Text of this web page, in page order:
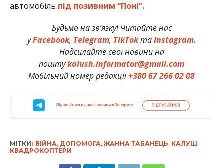
автомобіль під позивним “Поні”.
Будьмо на зв’язку! Читайте нас
уFacebook, Telegram, TikTokтаInstagram.
Надсилайте свої новини на
поштуkalush.informator@gmail.com
Мобільний номер редакції+380 67 266 02 08
МІТКИ: ВІЙНА ДОПОМОГА ЖАННА ТАБАНЕЦЬ КАЛУШ
КВАДРОКОПТЕРИ